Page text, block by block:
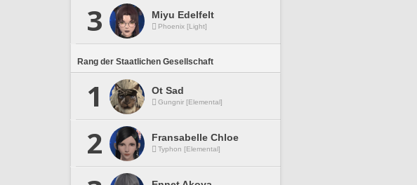
3 Miyu Edelfelt
Phoenix [Light]
Rang der Staatlichen Gesellschaft
1 Ot Sad
Gungnir [Elemental]
2 Fransabelle Chloe
Typhon [Elemental]